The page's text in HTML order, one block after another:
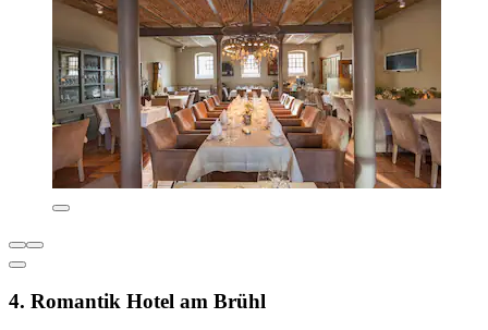
4. Romantik Hotel am Brühl